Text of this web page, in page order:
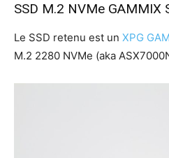
SSD M.2 NVMe GAMMIX
Le SSD retenu est un XPG
M.2 2280 NVMe (aka